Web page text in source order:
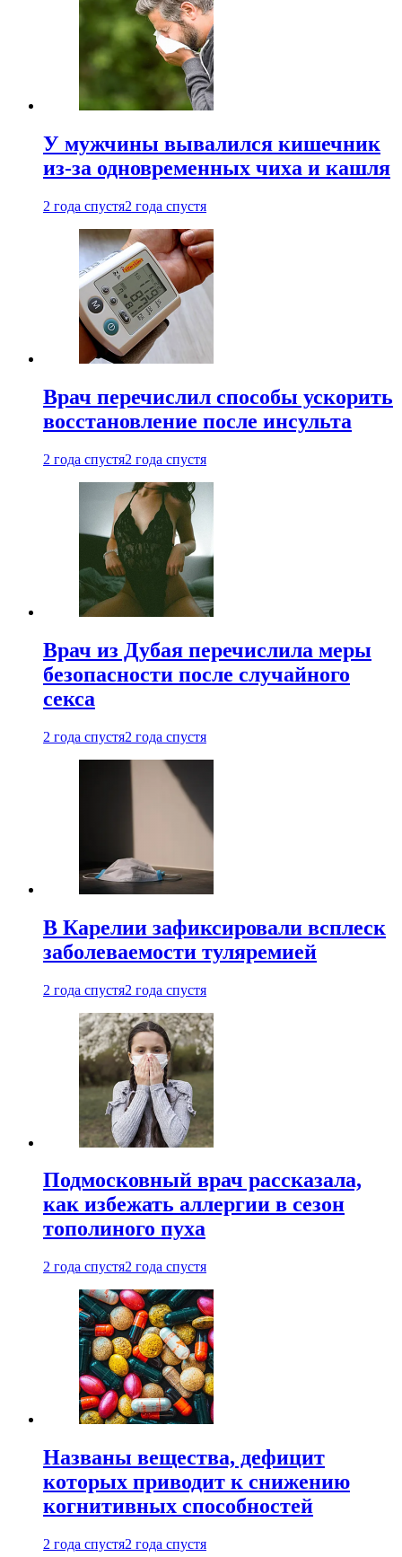
У мужчины вывалился кишечник
из-за одновременных чиха и кашля
2 года спустя2 года спустя
Врач перечислил способы ускорить
восстановление после инсульта
2 года спустя2 года спустя
Врач из Дубая перечислила меры
безопасности после случайного
секса
2 года спустя2 года спустя
В Карелии зафиксировали всплеск
заболеваемости туляремией
2 года спустя2 года спустя
Подмосковный врач рассказала,
как избежать аллергии в сезон
тополиного пуха
2 года спустя2 года спустя
Названы вещества, дефицит
которых приводит к снижению
когнитивных способностей
2 года спустя2 года спустя